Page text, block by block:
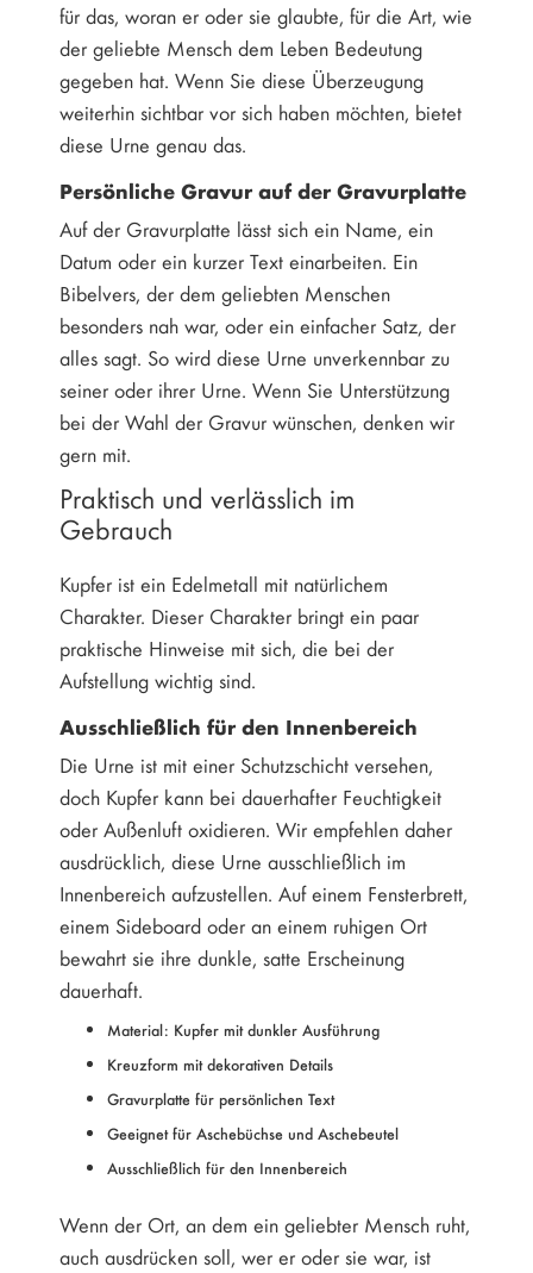
für das, woran er oder sie glaubte, für die Art, wie
der geliebte Mensch dem Leben Bedeutung
gegeben hat. Wenn Sie diese Überzeugung
weiterhin sichtbar vor sich haben möchten, bietet
diese Urne genau das.
Persönliche Gravur auf der Gravurplatte
Auf der Gravurplatte lässt sich ein Name, ein
Datum oder ein kurzer Text einarbeiten. Ein
Bibelvers, der dem geliebten Menschen
besonders nah war, oder ein einfacher Satz, der
alles sagt. So wird diese Urne unverkennbar zu
seiner oder ihrer Urne. Wenn Sie Unterstützung
bei der Wahl der Gravur wünschen, denken wir
gern mit.
Praktisch und verlässlich im
Gebrauch
Kupfer ist ein Edelmetall mit natürlichem
Charakter. Dieser Charakter bringt ein paar
praktische Hinweise mit sich, die bei der
Aufstellung wichtig sind.
Ausschließlich für den Innenbereich
Die Urne ist mit einer Schutzschicht versehen,
doch Kupfer kann bei dauerhafter Feuchtigkeit
oder Außenluft oxidieren. Wir empfehlen daher
ausdrücklich, diese Urne ausschließlich im
Innenbereich aufzustellen. Auf einem Fensterbrett,
einem Sideboard oder an einem ruhigen Ort
bewahrt sie ihre dunkle, satte Erscheinung
dauerhaft.
Material: Kupfer mit dunkler Ausführung
Kreuzform mit dekorativen Details
Gravurplatte für persönlichen Text
Geeignet für Aschebüchse und Aschebeutel
Ausschließlich für den Innenbereich
Wenn der Ort, an dem ein geliebter Mensch ruht,
auch ausdrücken soll, wer er oder sie war, ist